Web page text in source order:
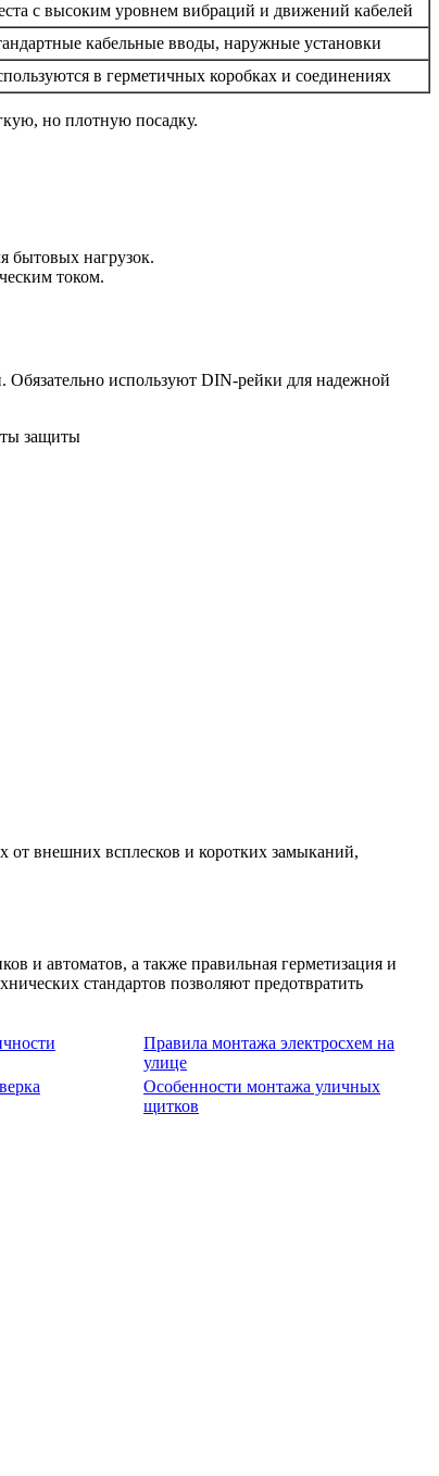
с высоким уровнем вибраций и движений кабелей
кабельные вводы, наружные установки
в герметичных коробках и соединениях
но плотную посадку.
бытовых нагрузок.
током.
Обязательно используют DIN-рейки для надежной
от внешних всплесков и коротких замыканий,
и автоматов, а также правильная герметизация и
стандартов позволяют предотвратить
Правила монтажа электросхем на
улице
Особенности монтажа уличных
щитков